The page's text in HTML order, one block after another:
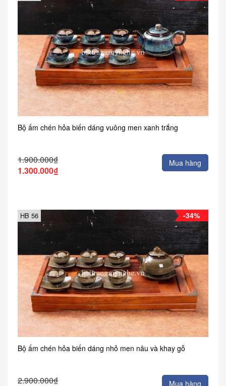
Bộ ấm chén hỏa biến dáng vuông men xanh trắng
1.900.000₫
1.300.000₫
Mua hàng
-34%
HB 56
Bộ ấm chén hỏa biến dáng nhỏ men nâu và khay gỗ
2.900.000₫
Mua hàng